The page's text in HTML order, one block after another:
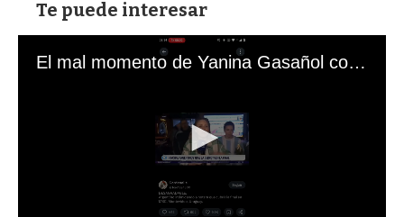
Te puede interesar
El mal momento de Yanina Gasañol con un hincha argentino en "Subrayado"